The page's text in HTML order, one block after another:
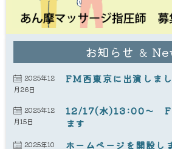
お知らせ ＆
2025年12
月26日
FM西東京に出演しま
2025年12
月15日
12/17(水)13:00～
ます
2025年10
ホームページを開設し